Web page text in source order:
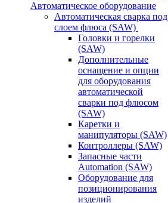
Автоматическое оборудование
Автоматическая сварка под
слоем флюса (SAW)
Головки и горелки
(SAW)
Дополнительные
оснащение и опции
для оборудования
автоматической
сварки под флюсом
(SAW)
Каретки и
манипуляторы (SAW)
Контроллеры (SAW)
Запасные части
Automation (SAW)
Оборудование для
позиционирования
изделий